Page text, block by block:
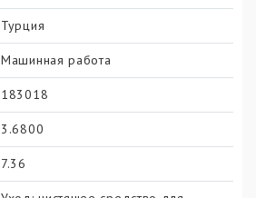
Турция
Машинная работа
183018
3.6800
7.36